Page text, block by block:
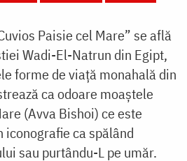
Paisie cel Mare” se află
Wadi-El-Natrun din Egipt,
forme de viață monahală din
ca odoare moaștele
(Avva Bishoi) ce este
iconografie ca spălând
sau purtându-L pe umăr.